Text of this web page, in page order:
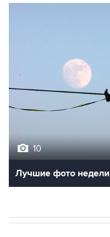
10
Лучшие фото недели